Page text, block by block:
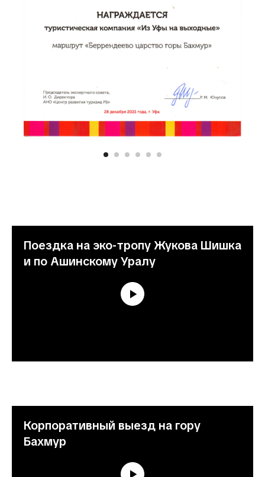
Поездка на эко-тропу Жукова Шишка
и по Ашинскому Уралу
Корпоративный выезд на гору
Бахмур